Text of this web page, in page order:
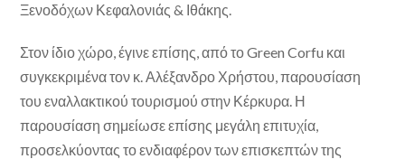
Ξενοδόχων Κεφαλονιάς & Ιθάκης.
Στον ίδιο χώρο, έγινε επίσης, από το Green Corfu και
συγκεκριμένα τον κ. Αλέξανδρο Χρήστου, παρουσίαση
του εναλλακτικού τουρισμού στην Κέρκυρα. Η
παρουσίαση σημείωσε επίσης μεγάλη επιτυχία,
προσελκύοντας το ενδιαφέρον των επισκεπτών της